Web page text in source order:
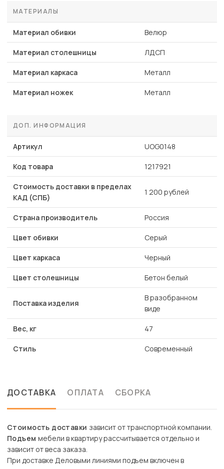
МАТЕРИАЛЫ
Материал обивки Велюр
Материал столешницы ЛДСП
Материал каркаса Металл
Материал ножек Металл
ДОП. ИНФОРМАЦИЯ
Артикул UOG0148
Код товара 1217921
Стоимость доставки в пределах
КАД (СПБ)
1 200 рублей
Страна производитель Россия
Цвет обивки Серый
Цвет каркаса Черный
Цвет столешницы Бетон белый
Поставка изделия
В разобранном
виде
Вес, кг 47
Стиль Современный
ДОСТАВКА ОПЛАТА СБОРКА
Стоимость доставки зависит от транспортной компании.
Подъем мебели в квартиру рассчитывается отдельно и
зависит от веса заказа.
При доставке Деловыми линиями подъем включен в